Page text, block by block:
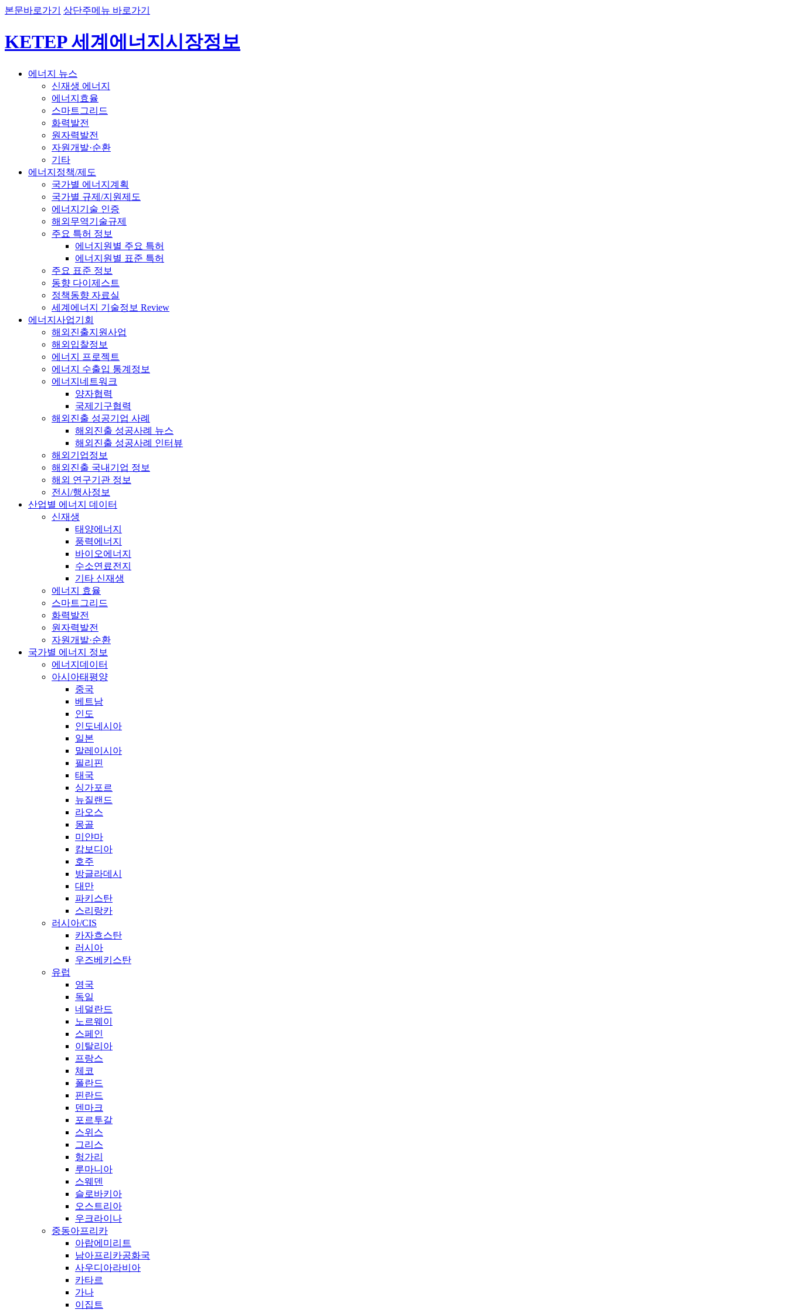
본문바로가기 상단주메뉴 바로가기
KETEP 세계에너지시장정보
에너지 뉴스
신재생 에너지
에너지효율
스마트그리드
화력발전
원자력발전
자원개발·순환
기타
에너지정책/제도
국가별 에너지계획
국가별 규제/지원제도
에너지기술 인증
해외무역기술규제
주요 특허 정보
에너지원별 주요 특허
에너지원별 표준 특허
주요 표준 정보
동향 다이제스트
정책동향 자료실
세계에너지 기술정보 Review
에너지사업기회
해외진출지원사업
해외입찰정보
에너지 프로젝트
에너지 수출입 통계정보
에너지네트워크
양자협력
국제기구협력
해외진출 성공기업 사례
해외진출 성공사례 뉴스
해외진출 성공사례 인터뷰
해외기업정보
해외진출 국내기업 정보
해외 연구기관 정보
전시/행사정보
산업별 에너지 데이터
신재생
태양에너지
풍력에너지
바이오에너지
수소연료전지
기타 신재생
에너지 효율
스마트그리드
화력발전
원자력발전
자원개발·순환
국가별 에너지 정보
에너지데이터
아시아태평양
중국
베트남
인도
인도네시아
일본
말레이시아
필리핀
태국
싱가포르
뉴질랜드
라오스
몽골
미얀마
캄보디아
호주
방글라데시
대만
파키스탄
스리랑카
러시아/CIS
카자흐스탄
러시아
우즈베키스탄
유럽
영국
독일
네덜란드
노르웨이
스페인
이탈리아
프랑스
체코
폴란드
핀란드
덴마크
포르투갈
스위스
그리스
헝가리
루마니아
스웨덴
슬로바키아
오스트리아
우크라이나
중동아프리카
아랍에미리트
남아프리카공화국
사우디아라비아
카타르
가나
이집트